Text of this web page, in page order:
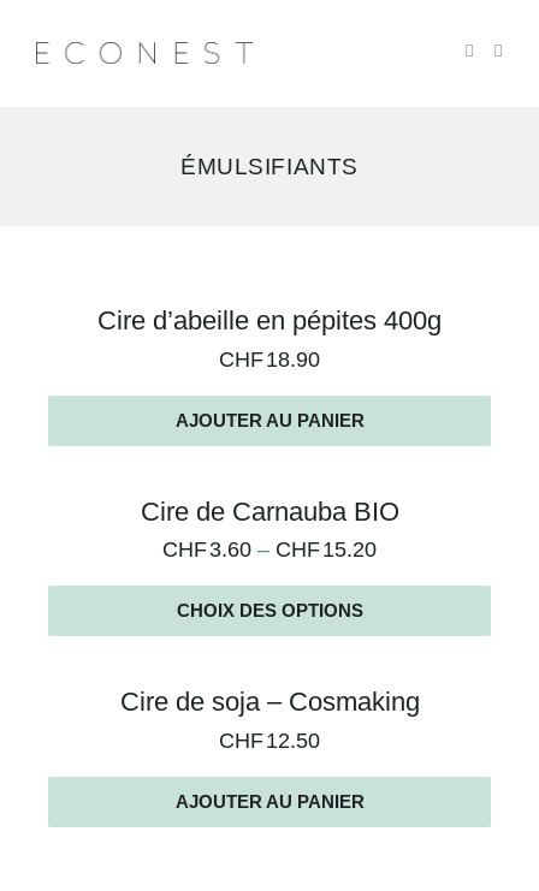
ÉMULSIFIANTS
résultatsCire d’abeille en pépites 400g
CHF18.90
AJOUTER AU PANIER
Cire de Carnauba BIO
CHF3.60 – CHF15.20
CHOIX DES OPTIONS
Cire de soja – Cosmaking
CHF12.50
AJOUTER AU PANIER